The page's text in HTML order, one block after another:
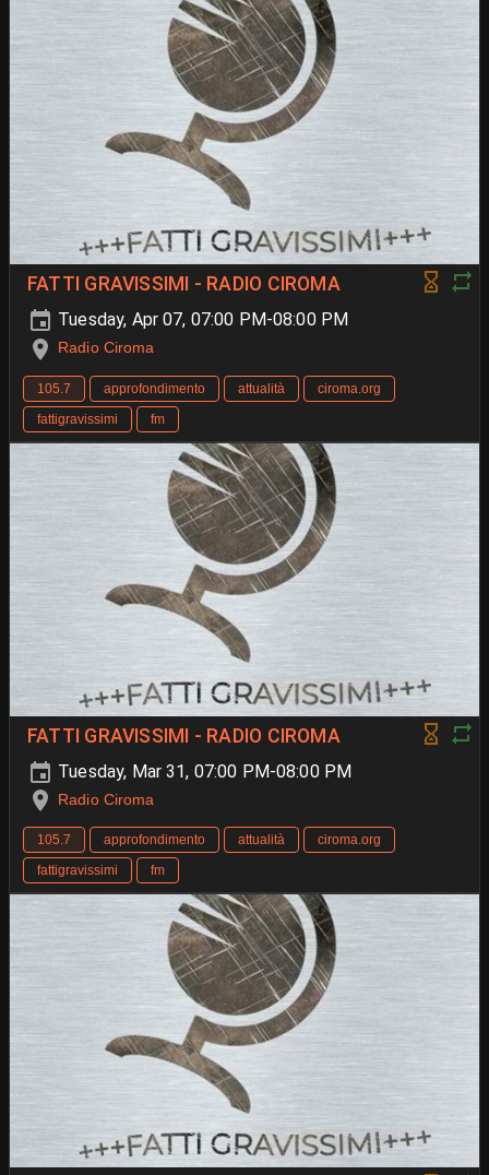
FATTI GRAVISSIMI - RADIO CIROMA
Tuesday, Apr 07, 07:00 PM-08:00 PM
Radio Ciroma
105.7 approfondimento attualità
ciroma.org
fattigravissimi
fm
FATTI GRAVISSIMI - RADIO CIROMA
Tuesday, Mar 31, 07:00 PM-08:00 PM
Radio Ciroma
105.7 approfondimento attualità
ciroma.org
fattigravissimi
fm